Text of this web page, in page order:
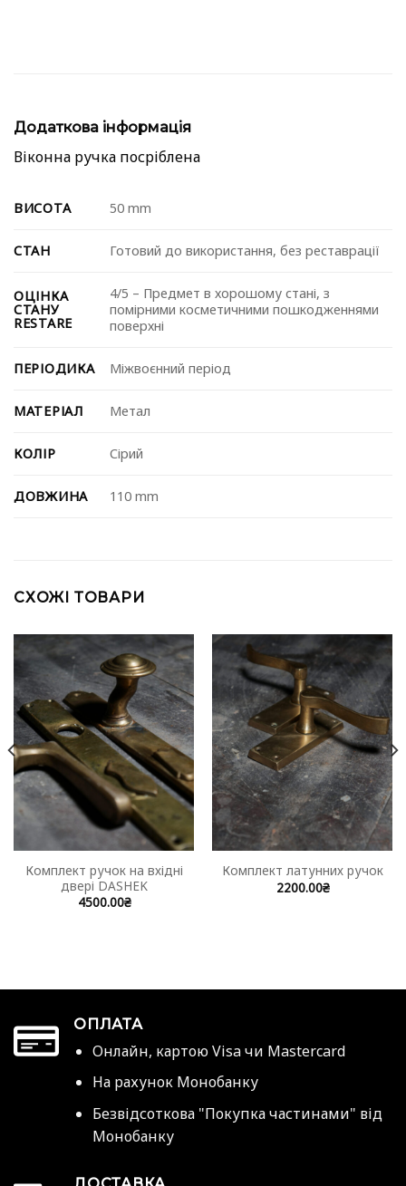
Додаткова інформація
Віконна ручка посріблена
ВИСОТА 50 mm
СТАН Готовий до використання, без реставрації
ОЦІНКА
СТАНУ
RESTARE
4/5 – Предмет в хорошому стані, з
помірними косметичними пошкодженнями
поверхні
ПЕРІОДИКА Міжвоєнний період
МАТЕРІАЛ Метал
КОЛІР Сірий
ДОВЖИНА 110 mm
СХОЖІ ТОВАРИ
Комплект ручок на вхідні
двері DASHEK
4500.00₴
Комплект латунних ручок
2200.00₴
ОПЛАТА
Онлайн, картою Visa чи Mastercard
На рахунок Монобанку
Безвідсоткова "Покупка частинами" від
Монобанку